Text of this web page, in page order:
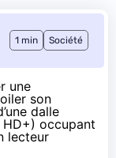
1 min Société
une
son
dalle
HD+) occupant
lecteur